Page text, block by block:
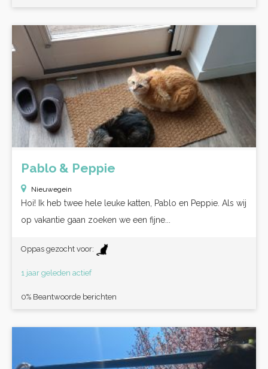
Pablo & Peppie
Nieuwegein
Hoi! Ik heb twee hele leuke katten, Pablo en Peppie. Als wij
op vakantie gaan zoeken we een fijne...
Oppas gezocht voor:
1 jaar geleden actief
0% Beantwoorde berichten